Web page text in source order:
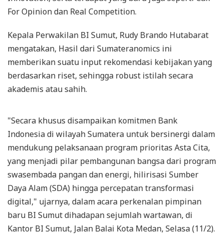
For Opinion dan Real Competition.
Kepala Perwakilan BI Sumut, Rudy Brando Hutabarat
mengatakan, Hasil dari Sumateranomics ini
memberikan suatu input rekomendasi kebijakan yang
berdasarkan riset, sehingga robust istilah secara
akademis atau sahih.
"Secara khusus disampaikan komitmen Bank
Indonesia di wilayah Sumatera untuk bersinergi dalam
mendukung pelaksanaan program prioritas Asta Cita,
yang menjadi pilar pembangunan bangsa dari program
swasembada pangan dan energi, hilirisasi Sumber
Daya Alam (SDA) hingga percepatan transformasi
digital," ujarnya, dalam acara perkenalan pimpinan
baru BI Sumut dihadapan sejumlah wartawan, di
Kantor BI Sumut, Jalan Balai Kota Medan, Selasa (11/2).